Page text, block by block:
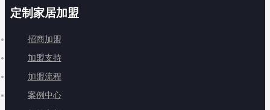
定制家居加盟
招商加盟
加盟支持
加盟流程
案例中心